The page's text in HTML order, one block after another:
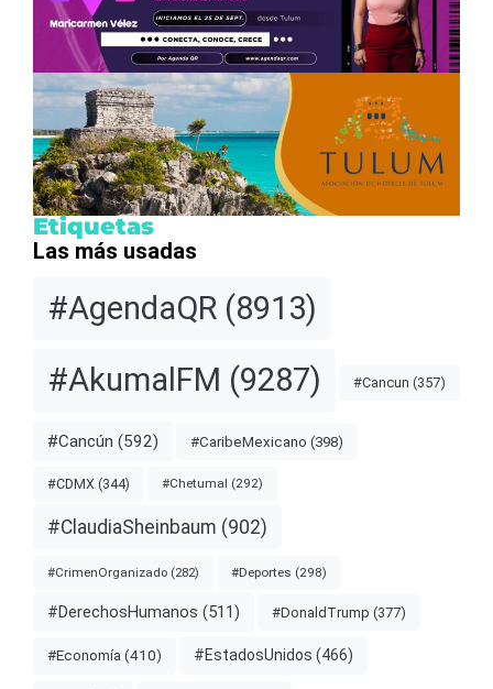
Etiquetas
Las más usadas
#AgendaQR (8913)
#AkumalFM (9287) #Cancun (357)
#Cancún (592) #CaribeMexicano (398)
#CDMX (344) #Chetumal (292)
#ClaudiaSheinbaum (902)
#CrimenOrganizado (282) #Deportes (298)
#DerechosHumanos (511) #DonaldTrump (377)
#Economía (410) #EstadosUnidos (466)